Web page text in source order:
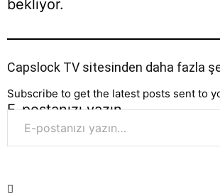
bekliyor.
Capslock TV sitesinden daha fazla
Subscribe to get the latest posts sent to
E-postanızı yazın…